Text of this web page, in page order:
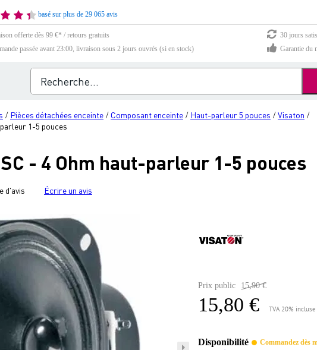
basé sur plus de 29 065 avis
offerte dès 99 €* / retours gratuits
30 jours
passée avant 23:00, livraison sous 2 jours ouvrés (si en stock)
Garantie du
/ Pièces détachées enceinte / Composant enceinte / Haut-parleur 5 pouces /Visaton /
1-5 pouces
- 4 Ohm haut-parleur 1-5 pouces
d'avis Écrire un avis
Prix public 15,90 €
15,80 € TVA 20% incluse
Disponibilité
Commandez dès